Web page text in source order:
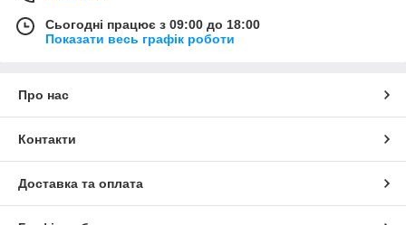
Сьогодні працює з 09:00 до 18:00
Показати весь графік роботи
Про нас
Контакти
Доставка та оплата